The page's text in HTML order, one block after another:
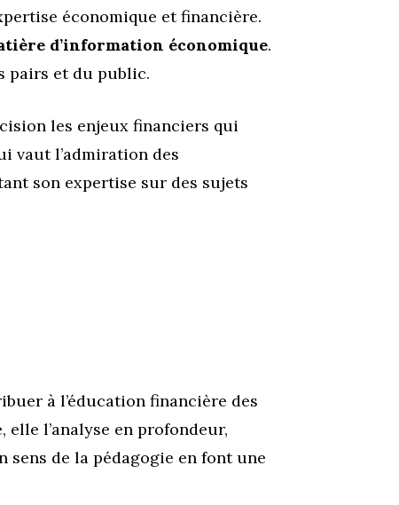
économique et financière.
d’information économique.
pairs et du public.
les enjeux financiers qui
vaut l’admiration des
son expertise sur des sujets
à l’éducation financière des
l’analyse en profondeur,
de la pédagogie en font une